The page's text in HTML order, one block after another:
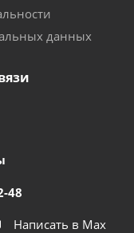
данных
48
Написать в Мах